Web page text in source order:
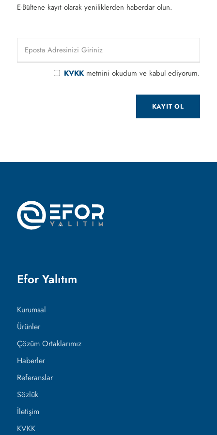
E-Bültene kayıt olarak yeniliklerden haberdar olun.
KVKKmetnini okudum ve kabul ediyorum.
Efor Yalıtım
Kurumsal
Ürünler
Çözüm Ortaklarımız
Haberler
Referanslar
Sözlük
İletişim
KVKK